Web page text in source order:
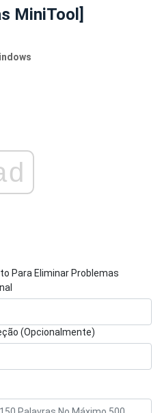
MiniTool]
Para Eliminar Problemas
(Opcionalmente)